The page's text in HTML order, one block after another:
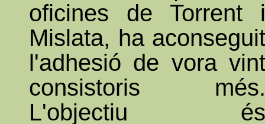
oficines de Torrent i
Mislata, ha aconseguit
l'adhesió de vora vint
consistoris més.
L'objectiu és